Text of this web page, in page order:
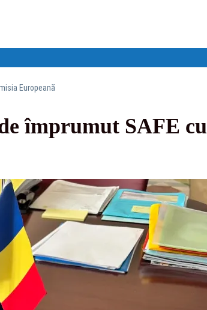
Europeană
împrumut SAFE cu